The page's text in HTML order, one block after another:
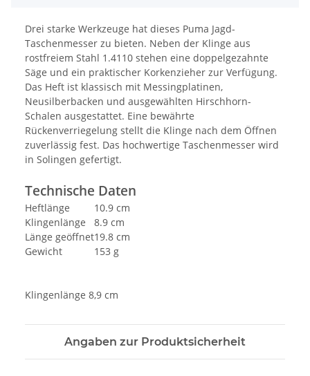
Drei starke Werkzeuge hat dieses Puma Jagd-
Taschenmesser zu bieten. Neben der Klinge aus
rostfreiem Stahl 1.4110 stehen eine doppelgezahnte
Säge und ein praktischer Korkenzieher zur Verfügung.
Das Heft ist klassisch mit Messingplatinen,
Neusilberbacken und ausgewählten Hirschhorn-
Schalen ausgestattet. Eine bewährte
Rückenverriegelung stellt die Klinge nach dem Öffnen
zuverlässig fest. Das hochwertige Taschenmesser wird
in Solingen gefertigt.
Technische Daten
Heftlänge
10.9 cm
Klingenlänge
8.9 cm
Länge geöffnet19.8 cm
Gewicht
153 g
Klingenlänge 8,9 cm
Angaben zur Produktsicherheit